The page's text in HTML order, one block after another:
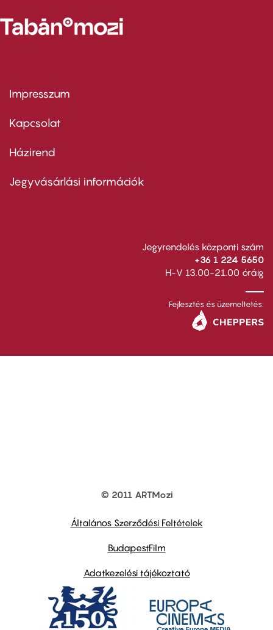
Footer
first
Impresszum
Kapcsolat
Footer
second
Házirend
Jegyvásárlási információk
Jegyrendelés központi szám
+36 1 224 5650
H-V 13.00-21.00 óráig
Fejlesztés és üzemeltetés:
© 2011 ARTMozi
Általános Szerződési Feltételek
BudapestFilm
Adatkezelési tájékoztató